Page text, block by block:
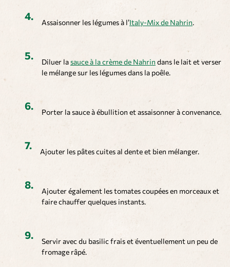
Assaisonner les légumes à l’Italy-Mix de Nahrin.
Diluer lasauce à la crème de Nahrin dans le lait et verser
le mélange sur les légumes dans la poêle.
Porter la sauce à ébullition et assaisonner à convenance.
Ajouter les pâtes cuites al dente et bien mélanger.
Ajouter également les tomates coupées en morceaux et
faire chauffer quelques instants.
Servir avec du basilic frais et éventuellement un peu de
fromage râpé.